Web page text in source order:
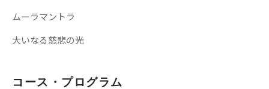
ムーラマントラ
大いなる慈悲の光
コース・プログラム